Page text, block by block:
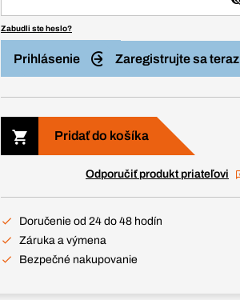
Zabudli ste heslo?
Prihlásenie Zaregistrujte sa teraz
Pridať do košíka
Odporučiť produkt priateľovi
Doručenie od 24 do 48 hodín
Záruka a výmena
Bezpečné nakupovanie